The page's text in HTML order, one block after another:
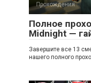
Прохождения
Полное
Midnight —
Завершите все 13
нашего полного